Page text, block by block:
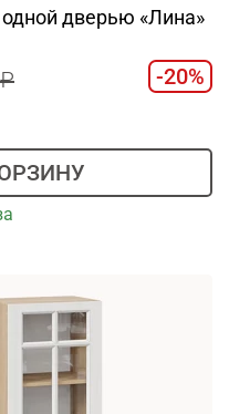
дверью «Лина»
-20%